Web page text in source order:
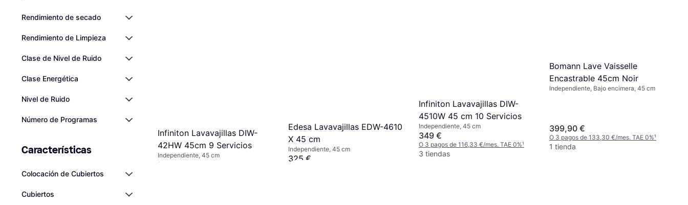
Rendimiento de secado
Rendimiento de Limpieza
Clase de Nivel de Ruido
Clase Energética
Nivel de Ruido
Número de Programas
Características
Colocación de Cubiertos
Cubiertos
Infiniton Lavavajillas DIW-
42HW 45cm 9 Servicios
Independiente, 45 cm
301,15 €
Edesa Lavavajillas EDW-4610
X 45 cm
Independiente, 45 cm
325 €
Infiniton Lavavajillas DIW-
4510W 45 cm 10 Servicios
Independiente, 45 cm
349 €
O 3 pagos de 116,33 €/mes. TAE 0%¹
3 tiendas
Bomann Lave Vaisselle
Encastrable 45cm Noir
Independiente, Bajo encimera, 45 cm
399,90 €
O 3 pagos de 133,30 €/mes. TAE 0%¹
1 tienda